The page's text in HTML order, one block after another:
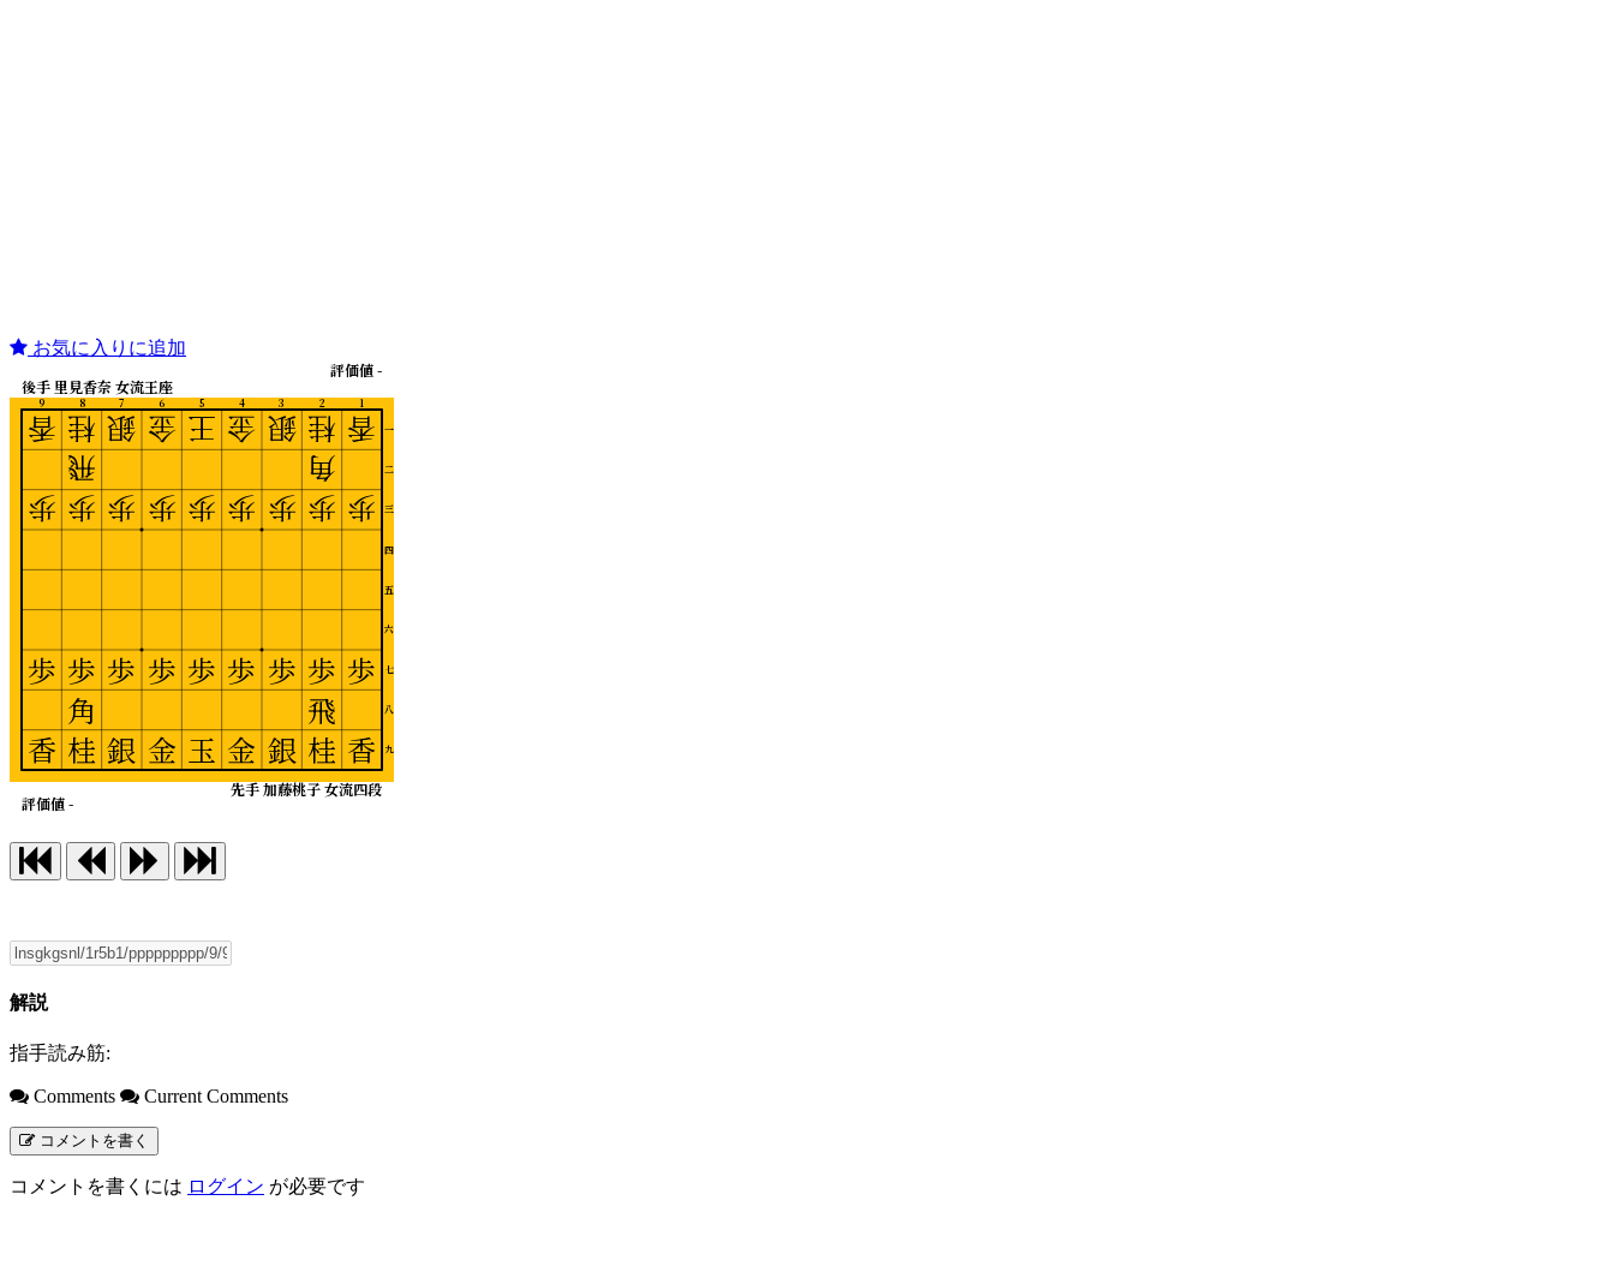
お気に入りに追加
1
2
3
4
5
6
7
8
9
一
二
三
四
五
六
七
八
九
先手 加藤桃子 女流四段
後手 里見香奈 女流王座
評価値 -
評価値 -
香
歩
歩
香
桂
角
歩
歩
飛
桂
銀
歩
歩
銀
金
歩
歩
金
王
歩
歩
玉
金
歩
歩
金
銀
歩
歩
銀
桂
飛
歩
歩
角
桂
香
歩
歩
香
解説
指手読み筋:
Comments Current Comments
コメントを書く
コメントを書くには ログイン が必要です